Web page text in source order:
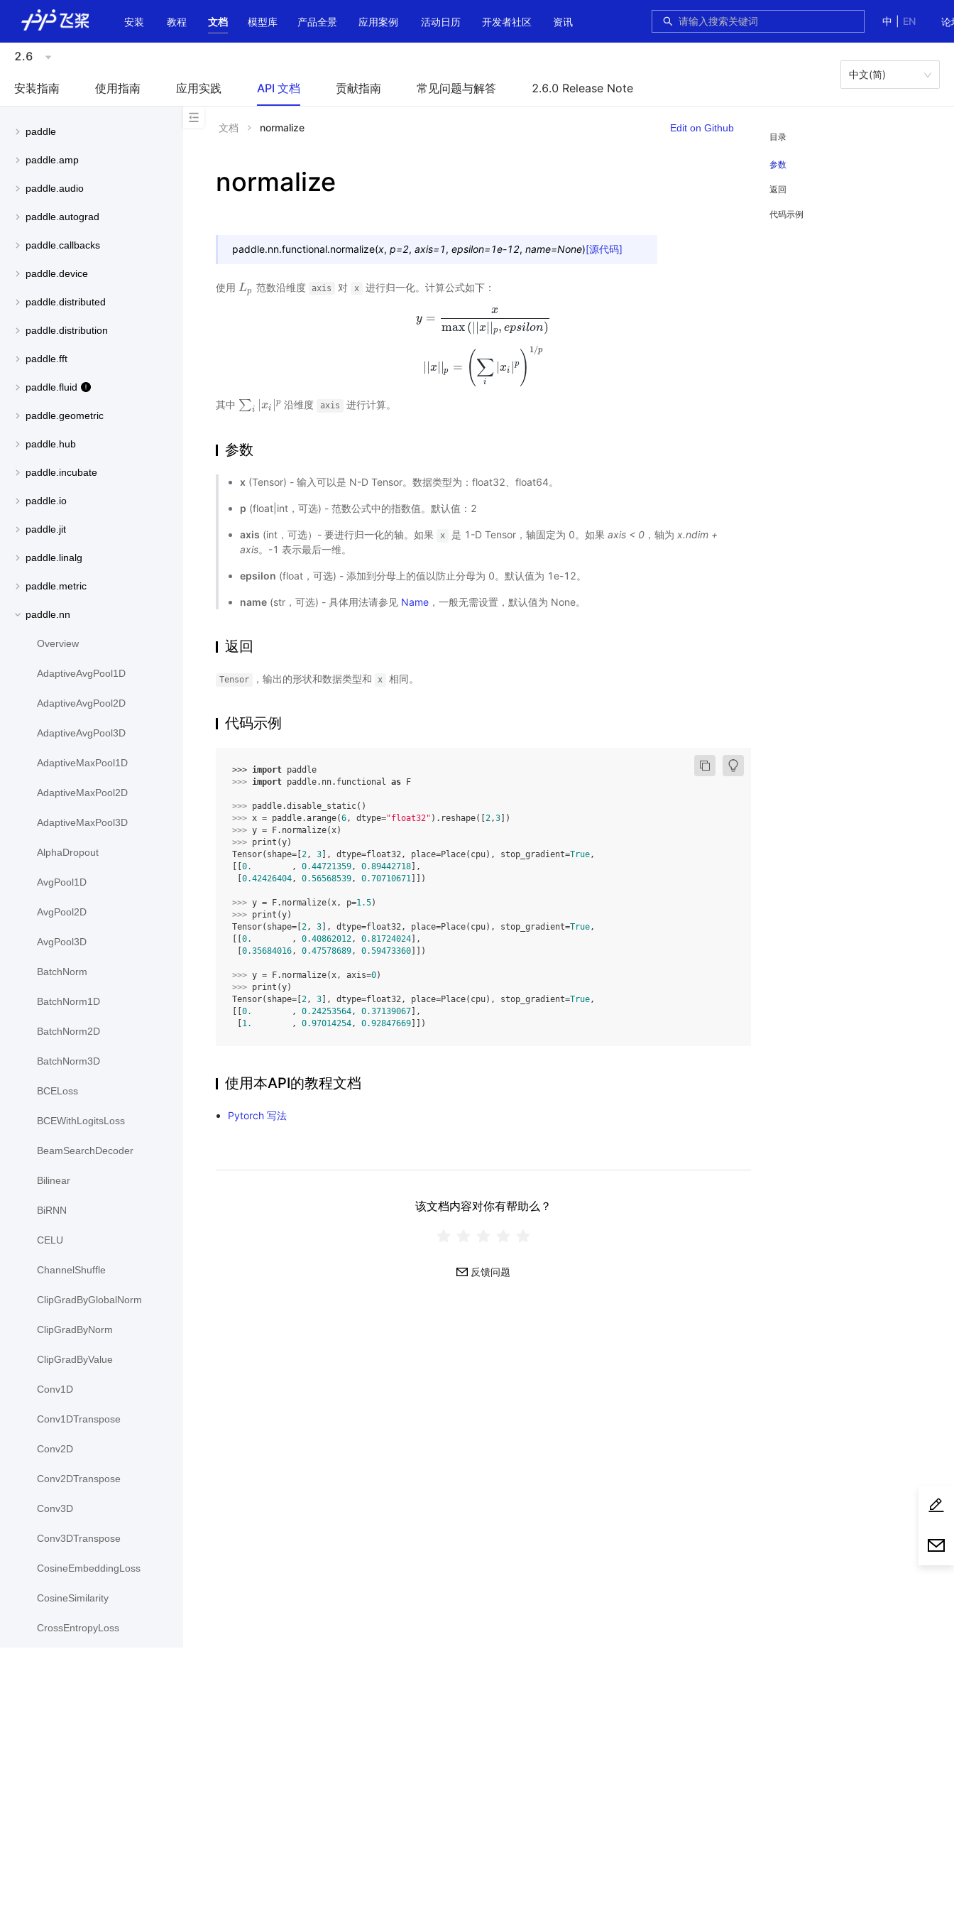
中
EN 论
安装 教程 文档 模型库 产品全景 应用案例 活动日历 开发者社区 资讯
2.6
安装指南 使用指南 应用实践 API 文档 贡献指南 常见问题与解答 2.6.0 Release Note
中文(简)
paddle
paddle.amp
paddle.audio
paddle.autograd
paddle.callbacks
paddle.device
paddle.distributed
paddle.distribution
paddle.fft
paddle.fluid
paddle.geometric
paddle.hub
paddle.incubate
paddle.io
paddle.jit
paddle.linalg
paddle.metric
paddle.nn
Overview
AdaptiveAvgPool1D
AdaptiveAvgPool2D
AdaptiveAvgPool3D
AdaptiveMaxPool1D
AdaptiveMaxPool2D
AdaptiveMaxPool3D
AlphaDropout
AvgPool1D
AvgPool2D
AvgPool3D
BatchNorm
BatchNorm1D
BatchNorm2D
BatchNorm3D
BCELoss
BCEWithLogitsLoss
BeamSearchDecoder
Bilinear
BiRNN
CELU
ChannelShuffle
ClipGradByGlobalNorm
ClipGradByNorm
ClipGradByValue
Conv1D
Conv1DTranspose
Conv2D
Conv2DTranspose
Conv3D
Conv3DTranspose
CosineEmbeddingLoss
CosineSimilarity
CrossEntropyLoss
目录
参数
返回
代码示例
文档 normalize Edit on Github
normalize
paddle.nn.functional.normalize(x, p=2, axis=1, epsilon=1e-12, name=None)[源代码]
使用 Lp
Lp 范数沿维度 axis 对 x 进行归一化。计算公式如下：
y =
x
max(||x||p, epsilon)
y =xmax(||x||p,epsilon)
x |p = (∑
i
|xi |p ) 1/p
||x ||p = ∑i| |p) 1/ p
其中 ∑i |xi |p
∑ |x |p 沿维度 axis 进行计算。
参数
x (Tensor) - 输入可以是 N-D Tensor。数据类型为：float32、float64。
p (float|int，可选) - 范数公式中的指数值。默认值：2
axis (int，可选）- 要进行归一化的轴。如果 x 是 1-D Tensor，轴固定为 0。如果 axis < 0，轴为 x.ndim +
axis。-1 表示最后一维。
epsilon (float，可选) - 添加到分母上的值以防止分母为 0。默认值为 1e-12。
name (str，可选) - 具体用法请参见 Name ，一般无需设置，默认值为 None。
返回
Tensor ，输出的形状和数据类型和 x 相同。
代码示例
>>> import paddle
>>> import paddle.nn.functional as F
>>> paddle.disable_static()
>>> x = paddle.arange(6, dtype="float32" ) . reshape([ 2,3 ])
>>> y = F. normalize(x)
>>> print (y)
Tensor(shape=[ 2, 3 ], dtype=float32, place=Place(cpu), stop_gradient=True,
0.
        ,
0.44721359, 0.89442718 ],
0.42426404, 0.56568539, 0.70710671 ]])
>>> y = F. normalize(x, p=1.5)
>>> print (y)
Tensor(shape=[ 2, 3 ], dtype=float32, place=Place(cpu), stop_gradient=True,
0.
        ,
0.40862012, 0.81724024 ],
0.35684016, 0.47578689, 0.59473360 ]])
>>> y = F. normalize(x, axis=0)
>>> print (y)
Tensor(shape=[ 2, 3 ], dtype=float32, place=Place(cpu), stop_gradient=True,
0.
        ,
0.24253564, 0.37139067 ],
1.
        ,
0.97014254, 0.92847669 ]])
使用本API的教程文档
Pytorch 写法
该文档内容对你有帮助么？
反馈问题